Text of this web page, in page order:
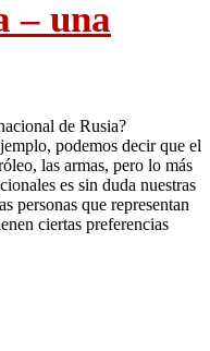
– una
de Rusia?
podemos decir que el
las armas, pero lo más
es sin duda nuestras
personas que representan
ciertas preferencias